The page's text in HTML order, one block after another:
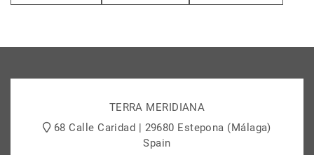
TERRA MERIDIANA
68 Calle Caridad | 29680 Estepona (Málaga)
Spain